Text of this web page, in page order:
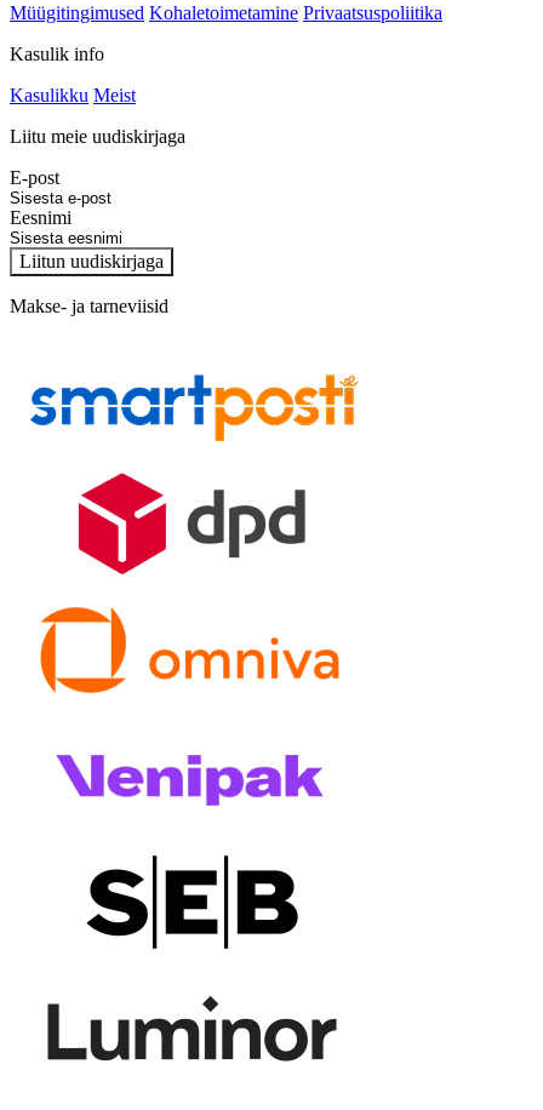
Müügitingimused Kohaletoimetamine Privaatsuspoliitika
Kasulik info
Kasulikku Meist
Liitu meie uudiskirjaga
E-post
Eesnimi
Liitun uudiskirjaga
Makse- ja tarneviisid